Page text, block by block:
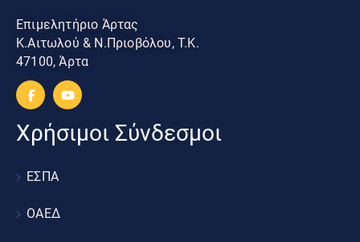
Επιμελητήριο Άρτας
Κ.Αιτωλού & Ν.Πριοβόλου, Τ.Κ.
47100, Άρτα
Χρήσιμοι Σύνδεσμοι
ΕΣΠΑ
ΟΑΕΔ